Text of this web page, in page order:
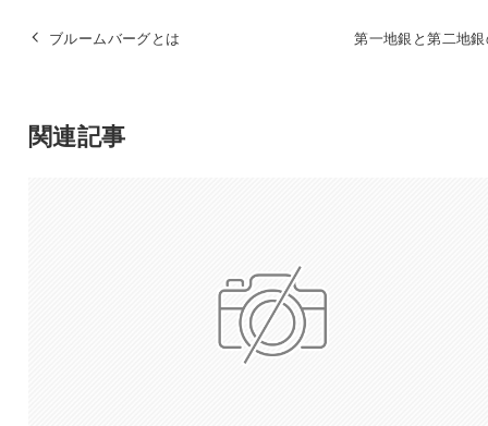
ブルームバーグとは 第一地銀と第二地
関連記事